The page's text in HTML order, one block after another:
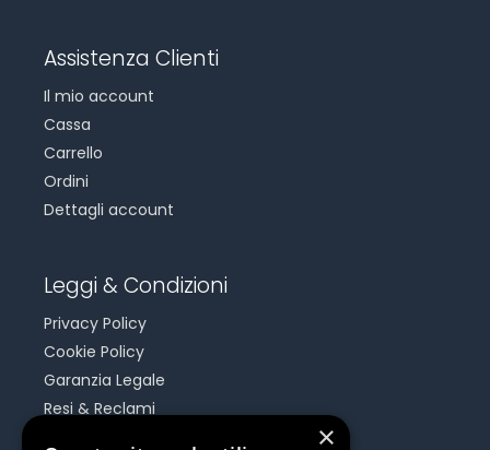
Assistenza Clienti
Il mio account
Cassa
Carrello
Ordini
Dettagli account
Leggi & Condizioni
Privacy Policy
Cookie Policy
Garanzia Legale
Resi & Reclami
×